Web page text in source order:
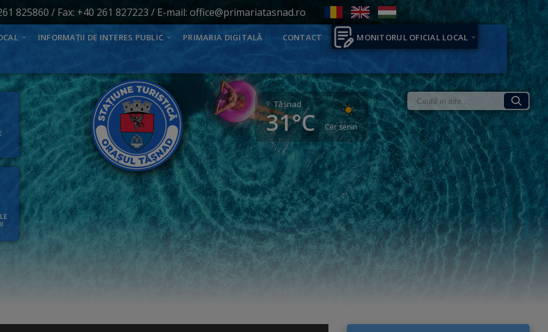
825860 / Fax: +40 261 827223 / E-mail: office@primariatasnad.ro
INFORMAȚII DE INTERES PUBLIC PRIMARIA DIGITALĂ CONTACT MONITORUL OFICIAL LOCAL
Tăşnad
31°C Cer senin